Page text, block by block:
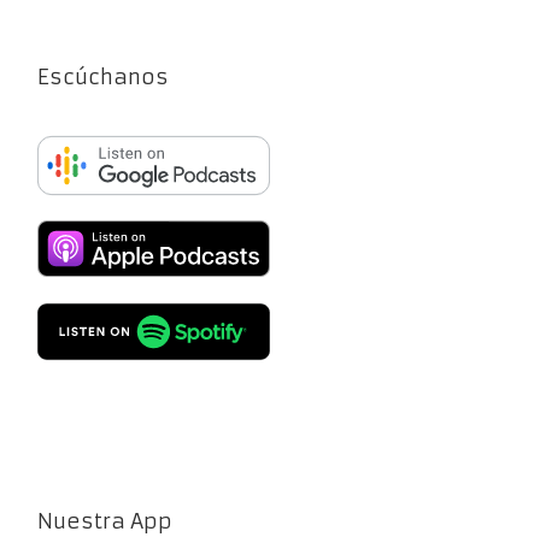
Escúchanos
Nuestra App